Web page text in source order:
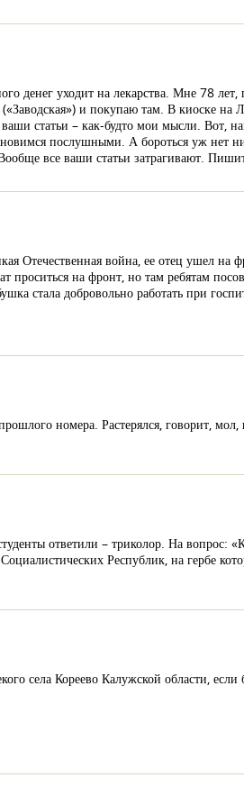
денег уходит на лекарства. Мне 78 лет,
и покупаю там. В киоске
статьи – как-будто мои мысли. Вот,
послушными. А бороться уж нет
все ваши статьи затрагивают.
Отечественная война, ее отец ушел на
на фронт, но там ребятам
стала добровольно работать при
номера. Растерялся, говорит, мол,
ответили – триколор. На вопрос:
Республик, на гербе
села Кореево Калужской области,